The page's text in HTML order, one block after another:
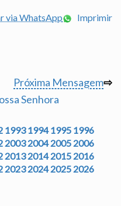
via WhatsApp
Imprimir
Próxima Mensagem⇨
Senhora
1993 1994 1995 1996
2003 2004 2005 2006
2013 2014 2015 2016
2023 2024 2025 2026